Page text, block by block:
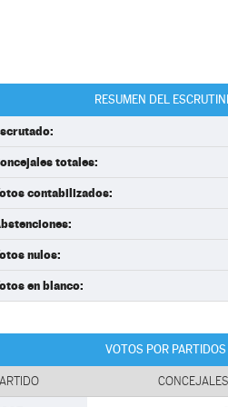
RESUMEN DEL
totales:
contabilizados:
nulos:
en blanco:
VOTOS POR
CONCEJALES